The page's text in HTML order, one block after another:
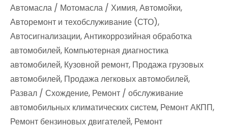
Автомасла / Мотомасла / Химия, Автомойки,
Авторемонт и техобслуживание (СТО),
Автосигнализации, Антикоррозийная обработка
автомобилей, Компьютерная диагностика
автомобилей, Кузовной ремонт, Продажа грузовых
автомобилей, Продажа легковых автомобилей,
Развал / Схождение, Ремонт / обслуживание
автомобильных климатических систем, Ремонт АКПП,
Ремонт бензиновых двигателей, Ремонт